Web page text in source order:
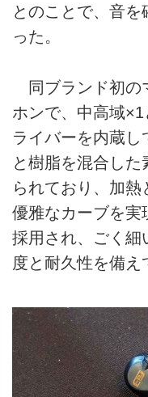
とのことで、音
った。
同ブランド初の
ホンで、中高域
ライバーを内蔵
と樹脂を混合し
られており、加
優雅なカーブを実
採用され、ごく細
度と耐久性を備え